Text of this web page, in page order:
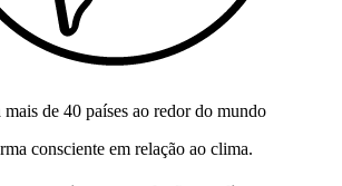
de 40 países ao redor do mundo